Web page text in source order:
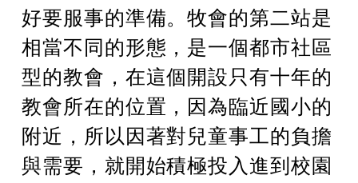
好要服事的準備。牧會的第二站是
相當不同的形態，是一個都市社區
型的教會，在這個開設只有十年的
教會所在的位置，因為臨近國小的
附近，所以因著對兒童事工的負擔
與需要，就開始積極投入進到校園